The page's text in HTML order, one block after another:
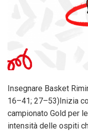
Insegnare Basket
16–41; 27–53)Inizia
campionato Gold per
intensità delle ospiti